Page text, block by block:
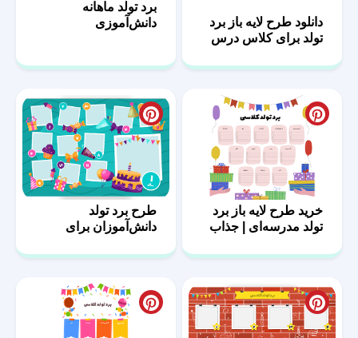
دانلود طرح لایه باز برد
تولد برای کلاس درس
برد تولد ماهانه
دانش‌آموزی
خرید طرح لایه باز برد
تولد مدرسه‌ای | جذاب
طرح برد تولد
دانش‌آموزان برای